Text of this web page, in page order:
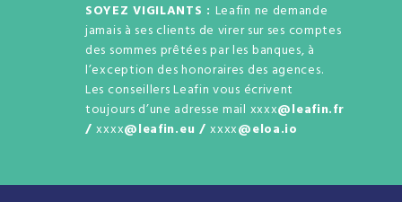
SOYEZ VIGILANTS : Leafin ne demande
jamais à ses clients de virer sur ses comptes
des sommes prêtées par les banques, à
l’exception des honoraires des agences.
Les conseillers Leafin vous écrivent
toujours d’une adresse mail xxxx@leafin.fr
/xxxx@leafin.eu /xxxx@eloa.io